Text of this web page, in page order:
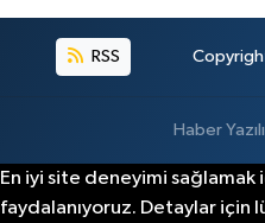
RSS
Haber
En iyi site deneyimi
faydalanıyoruz. Detaylar için